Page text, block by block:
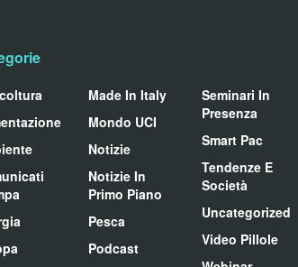
Made In Italy
Mondo UCI
Notizie
Notizie In
Primo Piano
Pesca
Podcast
Seminari In
Presenza
Smart Pac
Tendenze E
Società
Uncategorized
Video Pillole